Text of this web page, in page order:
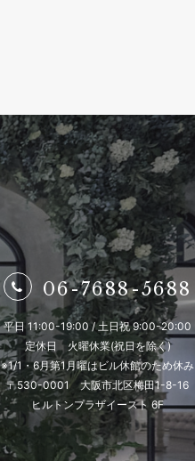
06-7688-5688
平日 11:00-19:00 / 土日祝 9:00-20:00
定休日 火曜休業(祝日を除く)
※1/1・6月第1月曜はビル休館のため休み
〒530-0001 大阪市北区梅田1-8-16
ヒルトンプラザイースト 6F